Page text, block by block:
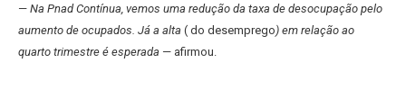
— Na Pnad Contínua, vemos uma redução da taxa de desocupação pelo
aumento de ocupados. Já a alta ( do desemprego) em relação ao
quarto trimestre é esperada — afirmou.